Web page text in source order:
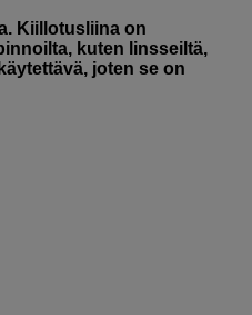
Kiillotusliina on
kuten linsseiltä,
joten se on